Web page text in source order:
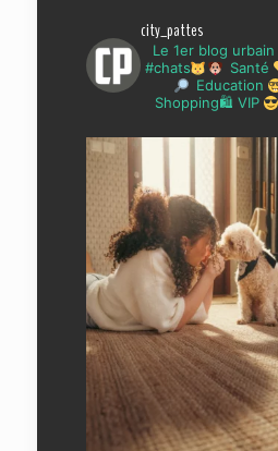
city_pattes
Le 1er blog
#chats
Santé
Education
Shopping🛍 VIP